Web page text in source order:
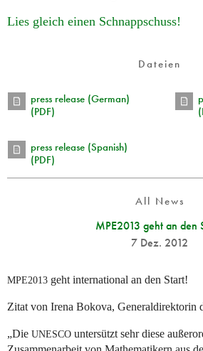
Lies gleich einen Schnappschuss!
Dateien
press release (German)
(PDF)
press release (Spanish)
(PDF)
All News
MPE2013 geht an den
7 Dez. 2012
MPE2013 geht international an den Start!
Zitat von Irena Bokova, Generaldirektorin
„Die UNESCO untersützt sehr diese